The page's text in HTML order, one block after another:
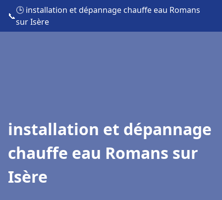
📞
🕒 installation et dépannage chauffe eau Romans
sur Isère
installation et dépannage
chauffe eau Romans sur
Isère